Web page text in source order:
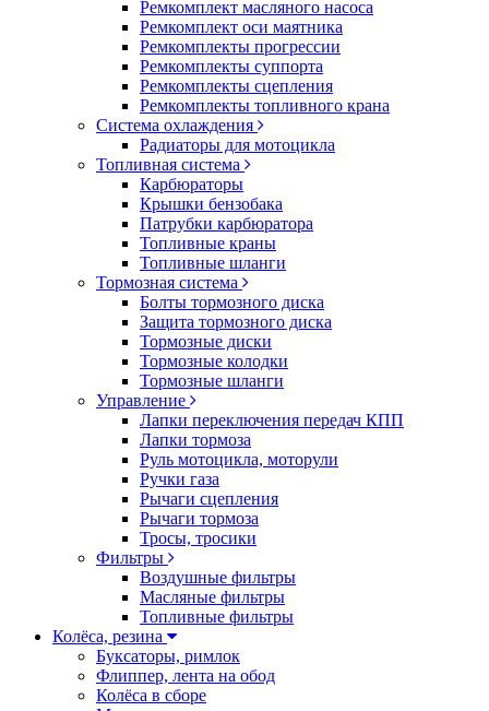
Ремкомплект масляного насоса
Ремкомплект оси маятника
Ремкомплекты прогрессии
Ремкомплекты суппорта
Ремкомплекты сцепления
Ремкомплекты топливного крана
Система охлаждения
Радиаторы для мотоцикла
Топливная система
Карбюраторы
Крышки бензобака
Патрубки карбюратора
Топливные краны
Топливные шланги
Тормозная система
Болты тормозного диска
Защита тормозного диска
Тормозные диски
Тормозные колодки
Тормозные шланги
Управление
Лапки переключения передач КПП
Лапки тормоза
Руль мотоцикла, моторули
Ручки газа
Рычаги сцепления
Рычаги тормоза
Тросы, тросики
Фильтры
Воздушные фильтры
Масляные фильтры
Топливные фильтры
Колёса, резина
Буксаторы, римлок
Флиппер, лента на обод
Колёса в сборе